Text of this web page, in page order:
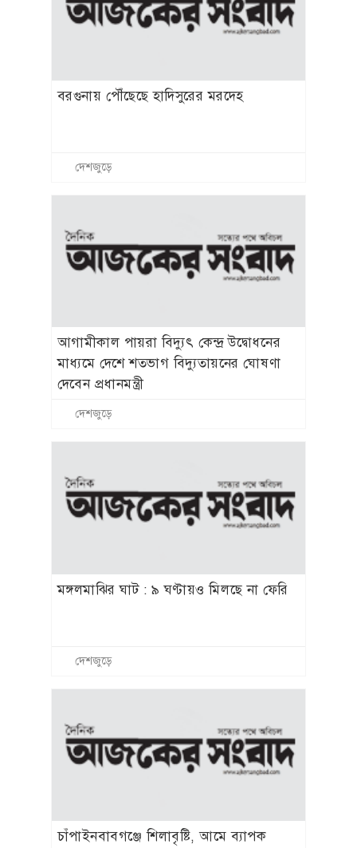
বরগুনায় পৌঁছেছে হাদিসুরের মরদেহ
দেশজুড়ে
আগামীকাল পায়রা বিদ্যুৎ কেন্দ্র উদ্বোধনের
মাধ্যমে দেশে শতভাগ বিদ্যুতায়নের ঘোষণা
দেবেন প্রধানমন্ত্রী
দেশজুড়ে
মঙ্গলমাঝির ঘাট : ৯ ঘণ্টায়ও মিলছে না ফেরি
দেশজুড়ে
চাঁপাইনবাবগঞ্জে শিলাবৃষ্টি, আমে ব্যাপক